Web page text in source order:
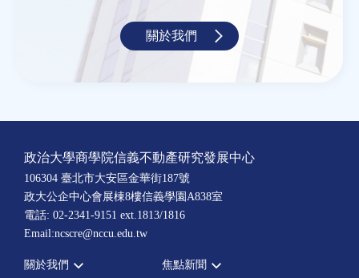
關於我們
政治大學商學院信義不動產研究發展中心
106304 臺北市大安區金華街187號
政大公企中心會展棟8樓信義學園A838室
電話: 02-2341-9151 ext.1813/1816
Email:ncscre@nccu.edu.tw
關於我們 焦點新聞